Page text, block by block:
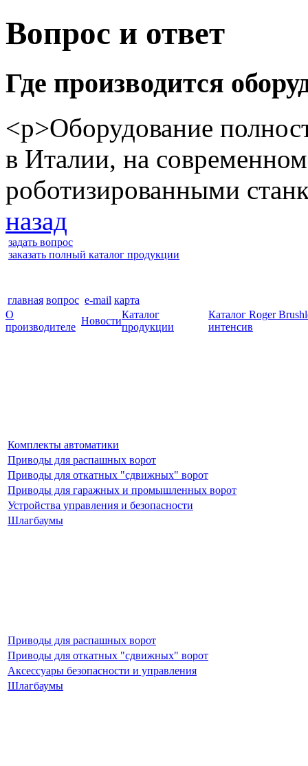
Вопрос и ответ
Где производится
<p>Оборудование
в Италии, на
роботизированными
назад
задать вопрос
заказать полный каталог продукции
главная вопрос e-mail карта
О
производителе
Новости
Каталог
продукции
Каталог Roger
интенсив
Комплекты автоматики
Приводы для распашных ворот
Приводы для откатных "сдвижных" ворот
Приводы для гаражных и промышленных ворот
Устройства управления и безопасности
Шлагбаумы
Приводы для распашных ворот
Приводы для откатных "сдвижных" ворот
Аксессуары безопасности и управления
Шлагбаумы